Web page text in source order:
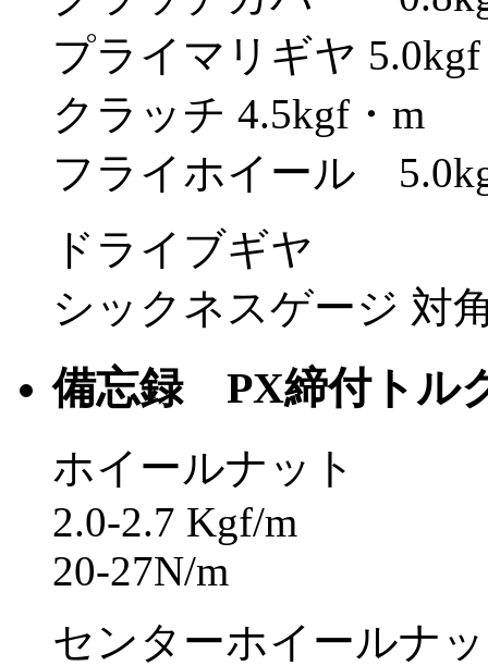
プライマリギヤ
クラッチ 4.5kgf・m
フライホイール
ドライブギヤ
シックネスゲージ 対
備忘録 PX締付トル
ホイールナット
2.0-2.7 Kgf/m
20-27N/m
センターホイールナ